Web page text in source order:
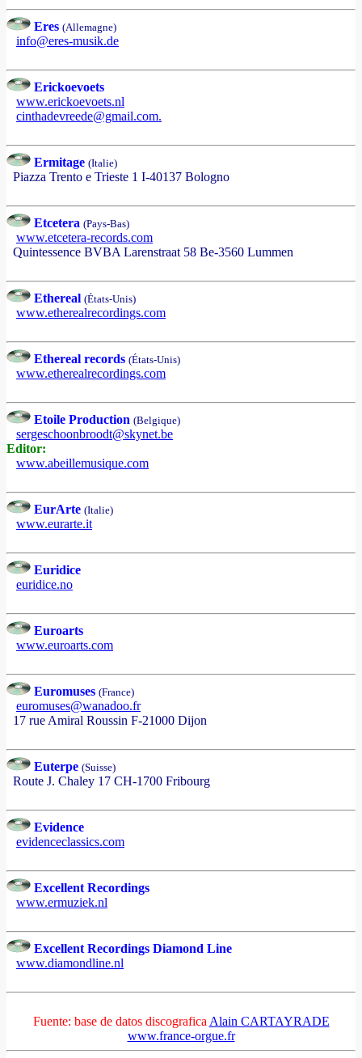
Eres (Allemagne)
info@eres-musik.de
Erickoevoets
www.erickoevoets.nl
cinthadevreede@gmail.com.
Ermitage (Italie)
Piazza Trento e Trieste 1 I-40137 Bologno
Etcetera (Pays-Bas)
www.etcetera-records.com
Quintessence BVBA Larenstraat 58 Be-3560 Lummen
Ethereal (États-Unis)
www.etherealrecordings.com
Ethereal records (États-Unis)
www.etherealrecordings.com
Etoile Production (Belgique)
sergeschoonbroodt@skynet.be
Editor:
www.abeillemusique.com
EurArte (Italie)
www.eurarte.it
Euridice
euridice.no
Euroarts
www.euroarts.com
Euromuses (France)
euromuses@wanadoo.fr
17 rue Amiral Roussin F-21000 Dijon
Euterpe (Suisse)
Route J. Chaley 17 CH-1700 Fribourg
Evidence
evidenceclassics.com
Excellent Recordings
www.ermuziek.nl
Excellent Recordings Diamond Line
www.diamondline.nl
Fuente: base de datos discografica Alain CARTAYRADE
www.france-orgue.fr